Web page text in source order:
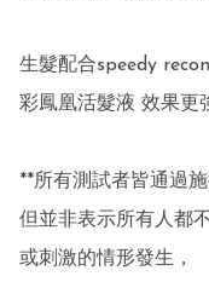
生髮配合speedy
彩鳳凰活髮液 效果更
**所有測試者皆通過
但並非表示所有人都
或刺激的情形發生，